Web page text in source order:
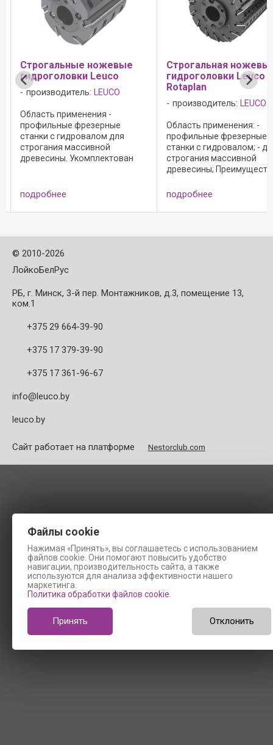
ножевые
Leuco
LEUCO
применения -
фрезерные
с гидровалом для
массивной
Укомплектован
материал -
сплав для твердой
и древесины
Cтрогальная ножевые
гидроголовки Leuco
производитель:LEUCO
Область применения: -
профильные фрезерные
станки с гидровалом; - для
строгания массивной
древесины; Преимущества: -
плавность хода благодаря
специальному
центрированию с помощью
высокая ...
подробнее
© 2010-2026
ЛойкоБелРус
РБ, г. Минск, 3-й пер. Монтажников, д.3, помещение 13,
ком.1
+375 29 664-39-90
+375 17 379-39-90
+375 17 361-96-67
info@leuco.by
leuco.by
Сайт работает на платформе Nestorclub.com
Файлы cookie
Нажимая «Принять», вы соглашаетесь с использованием
файлов cookie. Они помогают повысить удобство
навигации, производительность сайта, а также
используются для анализа эффективности нашего
маркетинга.
Политика обработки файлов cookie
Принять Отклонить